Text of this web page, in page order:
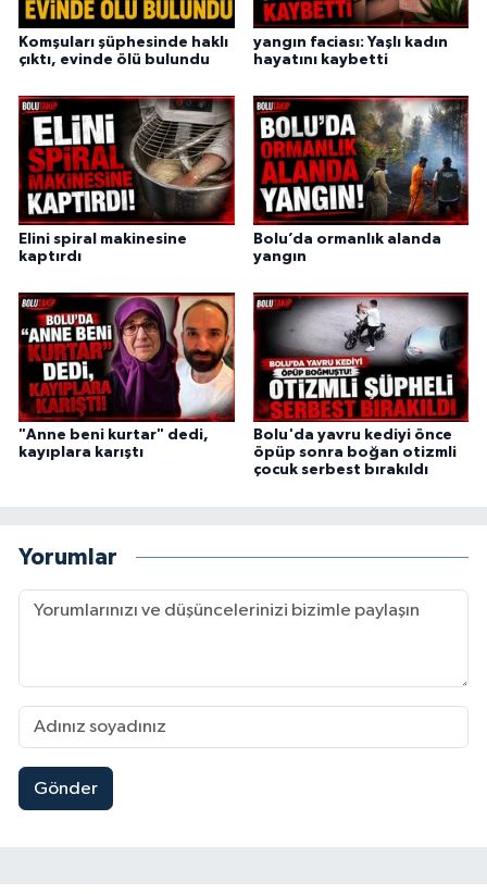
Komşuları şüphesinde haklı
çıktı, evinde ölü bulundu
yangın faciası: Yaşlı kadın
hayatını kaybetti
Elini spiral makinesine
kaptırdı
Bolu’da ormanlık alanda
yangın
"Anne beni kurtar" dedi,
kayıplara karıştı
Bolu'da yavru kediyi önce
öpüp sonra boğan otizmli
çocuk serbest bırakıldı
Yorumlar
Gönder